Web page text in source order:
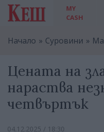
MY
CASH
Начало Суровини
Цената на
нараства
четвъртък
04.12.2025 / 18:30